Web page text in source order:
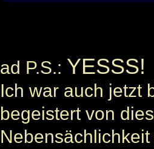
ad P.S.: YESSS!
Ich war auch jetzt
begeistert von
Nebensächlichkeit